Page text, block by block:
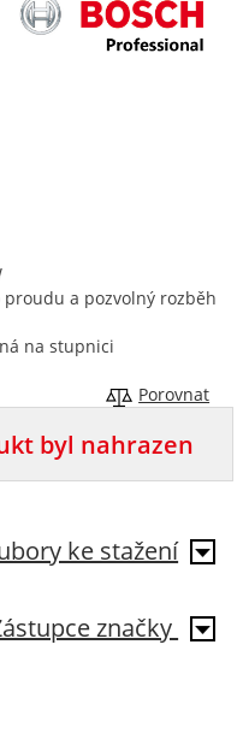
proudu a pozvolný rozběh
na stupnici
Porovnat
byl nahrazen
ke stažení
značky